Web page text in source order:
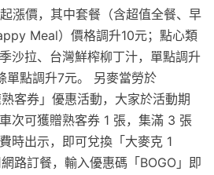
漲價，其中套餐（含超值全餐、早
Meal）價格調升10元；點心類
沙拉、台灣鮮榨柳丁汁，單點調升
單點調升7元。 另麥當勞於
客券」優惠活動，大家於活動期
次可獲贈熟客券 1 張，集滿 3 張
時出示，即可兌換「大麥克 1
路訂餐，輸入優惠碼「BOGO」即